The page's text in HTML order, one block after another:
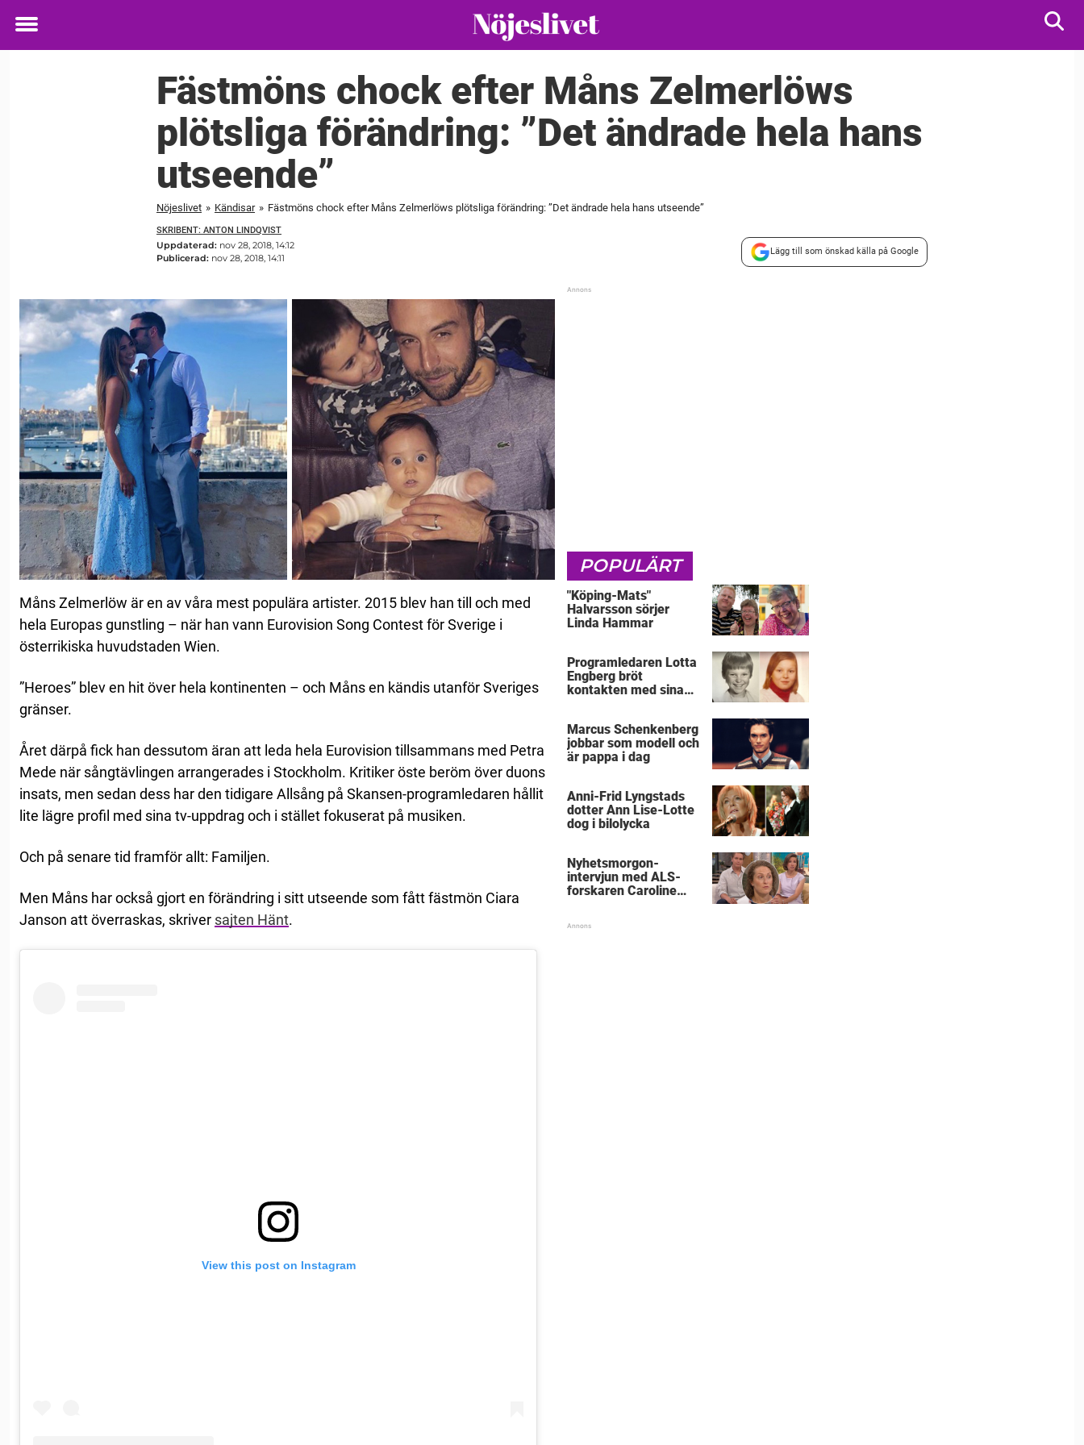
Toggle
Fästmöns chock efter Måns Zelmerlöws
plötsliga förändring: ”Det ändrade hela hans
utseende”
Nöjeslivet » Kändisar » Fästmöns chock efter Måns Zelmerlöws plötsliga förändring: ”Det ändrade hela hans utseende”
SKRIBENT: ANTON LINDQVIST
Uppdaterad: nov 28, 2018, 14:12
Publicerad: nov 28, 2018, 14:11
Lägg till som önskad källa på Google
Måns Zelmerlöw är en av våra mest populära artister. 2015 blev han till och med
hela Europas gunstling – när han vann Eurovision Song Contest för Sverige i
österrikiska huvudstaden Wien.
”Heroes” blev en hit över hela kontinenten – och Måns en kändis utanför Sveriges
gränser.
Året därpå fick han dessutom äran att leda hela Eurovision tillsammans med Petra
Mede när sångtävlingen arrangerades i Stockholm. Kritiker öste beröm över duons
insats, men sedan dess har den tidigare Allsång på Skansen-programledaren hållit
lite lägre profil med sina tv-uppdrag och i stället fokuserat på musiken.
Och på senare tid framför allt: Familjen.
Men Måns har också gjort en förändring i sitt utseende som fått fästmön Ciara
Janson att överraskas, skriver sajten Hänt.
View this post on Instagram
POPULÄRT
"Köping-Mats"
Halvarsson sörjer
Linda Hammar
Programledaren Lotta
Engberg bröt
kontakten med sina
Marcus Schenkenberg
jobbar som modell och
är pappa i dag
Anni-Frid Lyngstads
dotter Ann Lise-Lotte
dog i bilolycka
Nyhetsmorgon-
intervjun med ALS-
forskaren Caroline